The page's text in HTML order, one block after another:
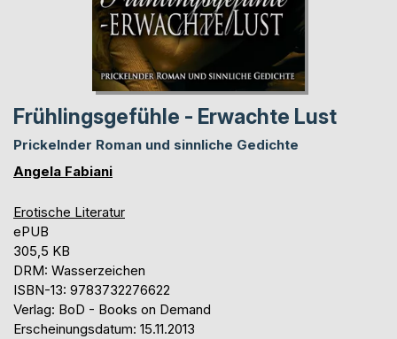
Frühlingsgefühle - Erwachte Lust
Prickelnder Roman und sinnliche Gedichte
Angela Fabiani
Erotische Literatur
ePUB
305,5 KB
DRM: Wasserzeichen
ISBN-13: 9783732276622
Verlag: BoD - Books on Demand
Erscheinungsdatum: 15.11.2013